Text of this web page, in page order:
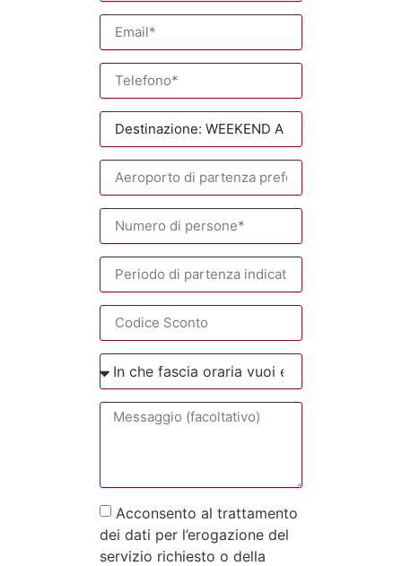
Acconsento al trattamento
dei dati per l’erogazione del
servizio richiesto o della